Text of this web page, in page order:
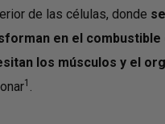
de las células, donde se
en el combustible
los músculos y el
1 .